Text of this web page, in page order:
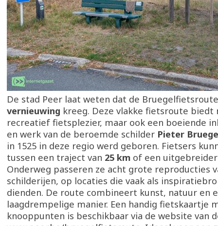
De stad Peer laat weten dat de
vernieuwing kreeg. Deze vlakke fietsroute biedt
recreatief fietsplezier, maar ook een boeiende
en werk van de beroemde schilder Pieter
in 1525 in deze regio werd geboren. Fietsers
tussen een traject van 25 km of een
Onderweg passeren ze acht grote reproducties
schilderijen, op locaties die vaak als
dienden. De route combineert kunst, natuur en
laagdrempelige manier. Een handig fietskaartje
knooppunten is beschikbaar via de website van